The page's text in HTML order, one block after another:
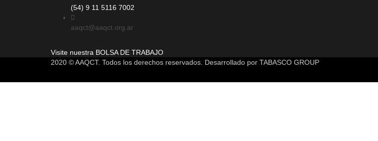
(54) 9 11 5116 7002
aaqct@aaqct.org.ar
Visite nuestra BOLSA DE TRABAJO
2020 © AAQCT. Todos los derechos reservados. Desarrollado por TABASCO GROUP